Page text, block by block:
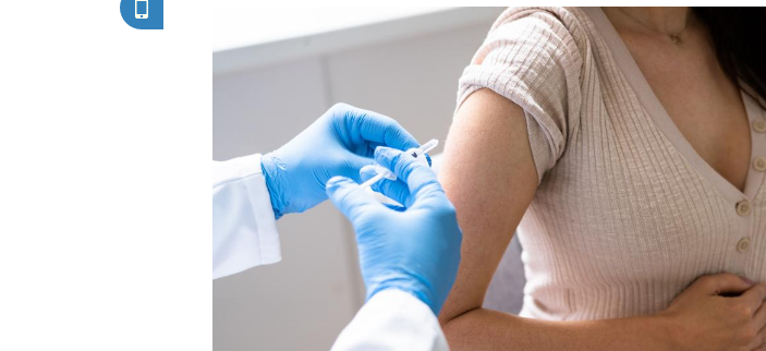
VIH : la fin du comprimé
tous les jours se profile-t-
elle enfin ?
Pourquoi votre ventre
gâche-t-il les premiers
jours de vos vacances ?
Le Viagra pourrait-il
freiner la propagation
cancer ?
Pourquoi manger
de protéines pourrait
finalement être